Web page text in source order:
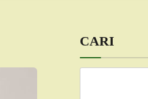
CARI